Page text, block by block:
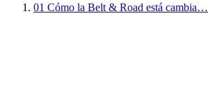
01 Cómo la Belt & Road está cambia…